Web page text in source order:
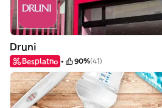
Druni
Besplatno 90%(41)